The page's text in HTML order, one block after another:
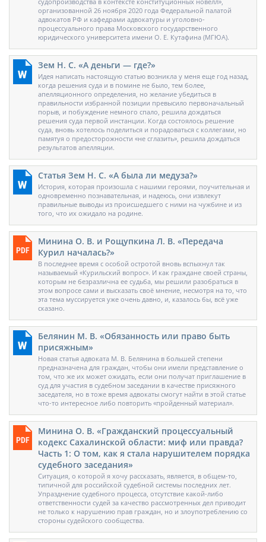
организованной 26 ноября 2020 года Федеральной палатой
адвокатов РФ и кафедрами адвокатуры и уголовно-
процессуального права Московского государственного
юридического университета имени О. Е. Кутафина (МГЮА).
Зем Н. С. «А деньги — где?»
Идея написать настоящую статью возникла у меня еще год назад,
когда решения суда и в помине не было, тем более,
апелляционного определения, но желание убедиться в
правильности избранной позиции превысило первоначальный
порыв, и побуждение немного спало, решила дождаться
решения суда первой инстанции. Когда состоялось решение
суда, вновь хотелось поделиться и порадоваться с коллегами, но
памятуя о предосторожности «не сглазить», решила дождаться
результатов апелляции.
Статья Зем Н. С. «А была ли медуза?»
История, которая произошла с нашими героями, поучительная и
одновременно познавательная, и надеюсь, они извлекут
правильные выводы из происшедшего с ними на чужбине и из
того, что их ожидало на родине.
Минина О. В. и Рощупкина Л. В. «Передача
Курил началась?»
В последнее время с особой остротой вновь вспыхнул так
называемый «Курильский вопрос». И как граждане своей страны,
которым не безразлична ее судьба, мы решили разобраться в
этом вопросе сами и высказать своё мнение, несмотря на то, что
эта тема муссируется уже очень давно, и, казалось бы, всё уже
сказано.
Белянин М. В. «Обязанность или право быть
присяжным»
Новая статья адвоката М. В. Белянина в большей степени
предназначена для граждан, чтобы они имели представление о
том, что же их может ожидать, если они получат приглашение в
суд для участия в судебном заседании в качестве присяжного
заседателя, но в тоже время адвокаты смогут найти в этой статье
что-то интересное либо повторить «пройденный материал».
Минина О. В. «Гражданский процессуальный
кодекс Сахалинской области: миф или правда?
Часть 1: О том, как я стала нарушителем порядка
судебного заседания»
Ситуация, о которой я хочу рассказать, является, в общем-то,
типичной для российской судебной системы последних лет.
Упразднение судебного процесса, отсутствие какой-либо
ответственности судей за качество рассмотренных дел приводит
не только к нарушению прав граждан, но и злоупотреблению со
стороны судейского сообщества.